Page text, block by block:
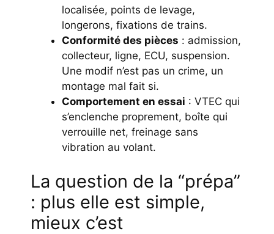
localisée, points de levage,
longerons, fixations de trains.
Conformité des pièces : admission,
collecteur, ligne, ECU, suspension.
Une modif n’est pas un crime, un
montage mal fait si.
Comportement en essai : VTEC qui
s’enclenche proprement, boîte qui
verrouille net, freinage sans
vibration au volant.
La question de la “prépa”
: plus elle est simple,
mieux c’est